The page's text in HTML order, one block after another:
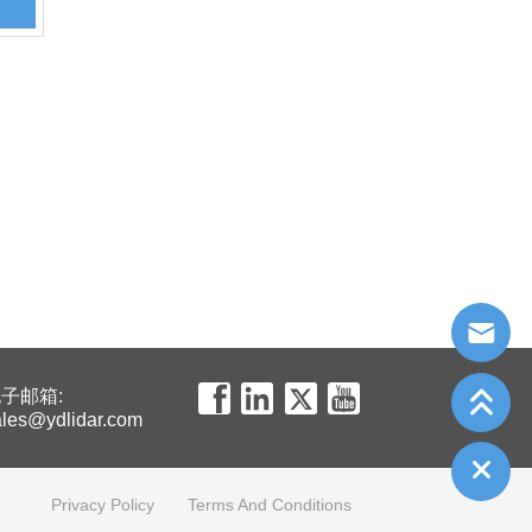
邮箱:
Privacy Policy Terms And Conditions